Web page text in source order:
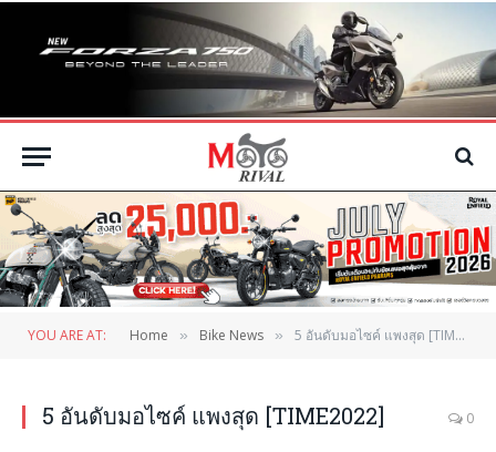
YOU ARE AT: Home » Bike News » 5 อันดับมอไซค์ แพงสุด [TIME2022]
5 อันดับมอไซค์ แพงสุด [TIME2022] 0